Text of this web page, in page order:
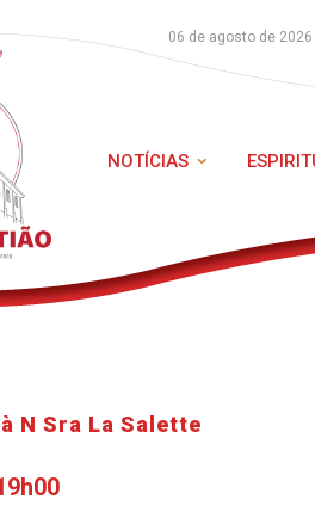
06 de agosto de
NOTÍCIAS
N Sra La Salette